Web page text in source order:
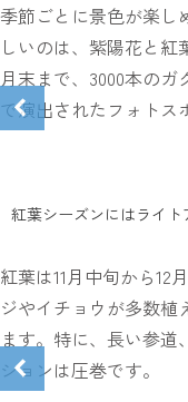
季節ごとに景色が楽し
しいのは、紫陽花と紅
月末まで、3000本の
で演出されたフォトス
紅葉シーズンにはライ
紅葉は11月中旬から12
ジやイチョウが多数植
ます。特に、長い参
ションは圧巻です。